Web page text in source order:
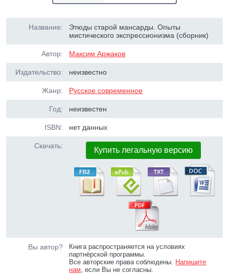
Название:
Этюды старой мансарды. Опыты
мистического экспрессионизма (сборник)
Автор: Максим Аржаков
Издательство: неизвестно
Жанр: Русское современное
Год: неизвестен
ISBN: нет данных
Скачать: Купить легальную версию
Вы автор?
Книга распространяется на условиях
партнёрской программы.
Все авторские права соблюдены. Напишите
нам, если Вы не согласны.